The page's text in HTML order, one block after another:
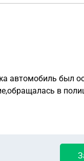
автомобиль был